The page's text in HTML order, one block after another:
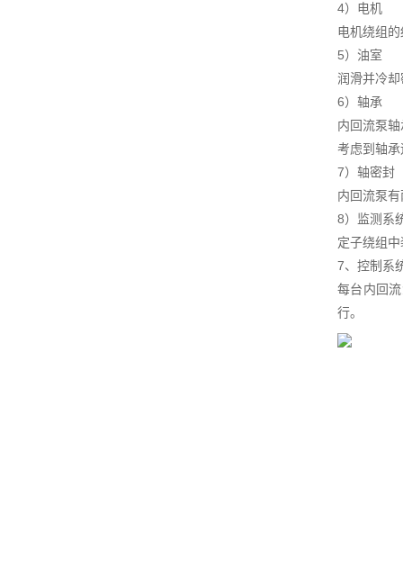
4）电机
电机绕组
5）油室
润滑并冷
6）轴承
内回流泵
考虑到轴
7）轴密封
内回流泵
8）监测系
定子绕组
7、控制系
每台内回
行。